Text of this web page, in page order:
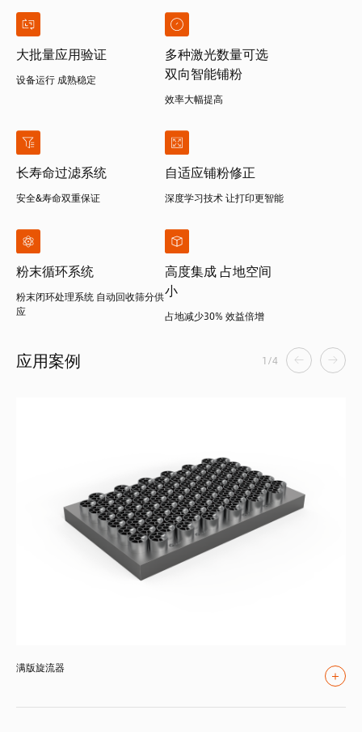
大批量应用验证
设备运行 成熟稳定
多种激光数量可选
双向智能铺粉
效率大幅提高
长寿命过滤系统
安全&寿命双重保证
自适应铺粉修正
深度学习技术 让打印更智能
粉末循环系统
粉末闭环处理系统 自动回收筛分供
应
高度集成 占地空间
小
占地减少30% 效益倍增
应用案例 1/4
满版旋流器